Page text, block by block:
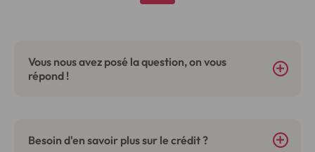
Vous nous avez posé la question, on vous
répond !
Besoin d'en savoir plus sur le crédit ?